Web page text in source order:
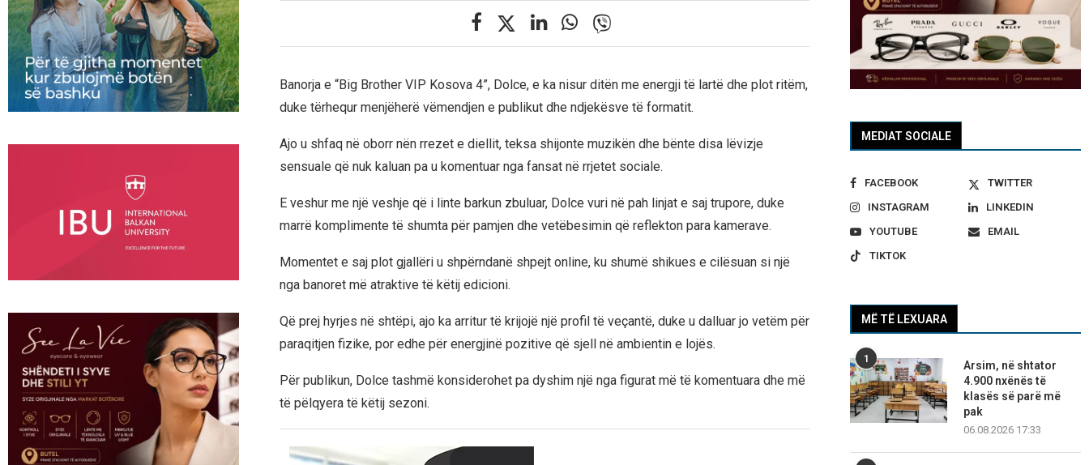
Banorja e “Big Brother VIP Kosova 4”, Dolce, e ka nisur ditën me energji të lartë dhe plot ritëm,
duke tërhequr menjëherë vëmendjen e publikut dhe ndjekësve të formatit.
Ajo u shfaq në oborr nën rrezet e diellit, teksa shijonte muzikën dhe bënte disa lëvizje
sensuale që nuk kaluan pa u komentuar nga fansat në rrjetet sociale.
E veshur me një veshje që i linte barkun zbuluar, Dolce vuri në pah linjat e saj trupore, duke
marrë komplimente të shumta për pamjen dhe vetëbesimin që reflekton para kamerave.
Momentet e saj plot gjallëri u shpërndanë shpejt online, ku shumë shikues e cilësuan si një
nga banoret më atraktive të këtij edicioni.
Që prej hyrjes në shtëpi, ajo ka arritur të krijojë një profil të veçantë, duke u dalluar jo vetëm për
paraqitjen fizike, por edhe për energjinë pozitive që sjell në ambientin e lojës.
Për publikun, Dolce tashmë konsiderohet pa dyshim një nga figurat më të komentuara dhe më
të pëlqyera të këtij sezoni.
MEDIAT SOCIALE
FACEBOOK
TWITTER
INSTAGRAM
LINKEDIN
YOUTUBE
EMAIL
TIKTOK
MË TË LEXUARA
1
Arsim, në shtator
4.900 nxënës të
klasës së parë më
pak
06.08.2026 17:33